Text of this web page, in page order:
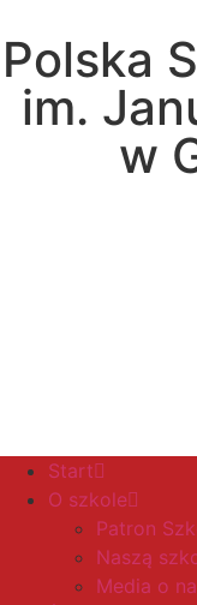
Polska
im.
w
Start
O szkole
Patron
Naszą
Media o